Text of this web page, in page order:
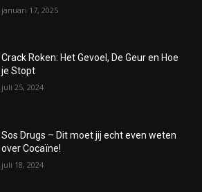
januari 17, 2025
Crack Roken: Het Gevoel, De Geur en Hoe
je Stopt
juli 25, 2024
Sos Drugs – Dit moet jij echt even weten
over Cocaïne!
juli 18, 2024